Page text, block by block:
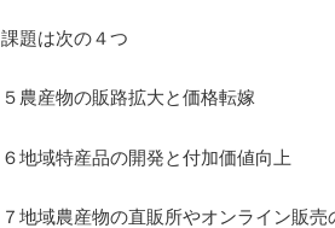
課題は次の４つ
５農産物の販路拡大と価格転嫁
６地域特産品の開発と付加価値向上
７地域農産物の直販所やオンライン販売